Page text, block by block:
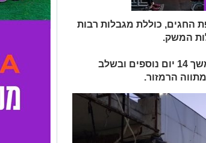
החגים, כוללת מגבלות רבות
המשק.
השלב הראשון יימשך כשבועיים, השני יימשך 14 יום נוספים ובשלב
הרמזור.